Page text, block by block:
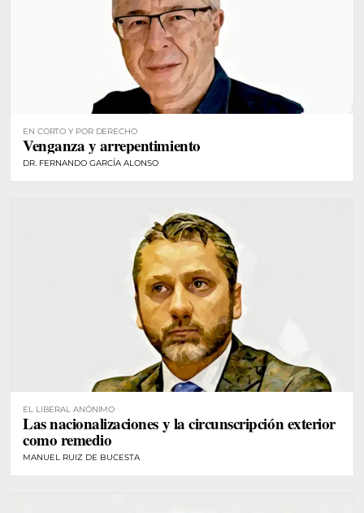
EN CORTO Y POR DERECHO
Venganza y arrepentimiento
DR. FERNANDO GARCÍA ALONSO
EL LIBERAL ANÓNIMO
Las nacionalizaciones y la circunscripción exterior
como remedio
MANUEL RUIZ DE BUCESTA